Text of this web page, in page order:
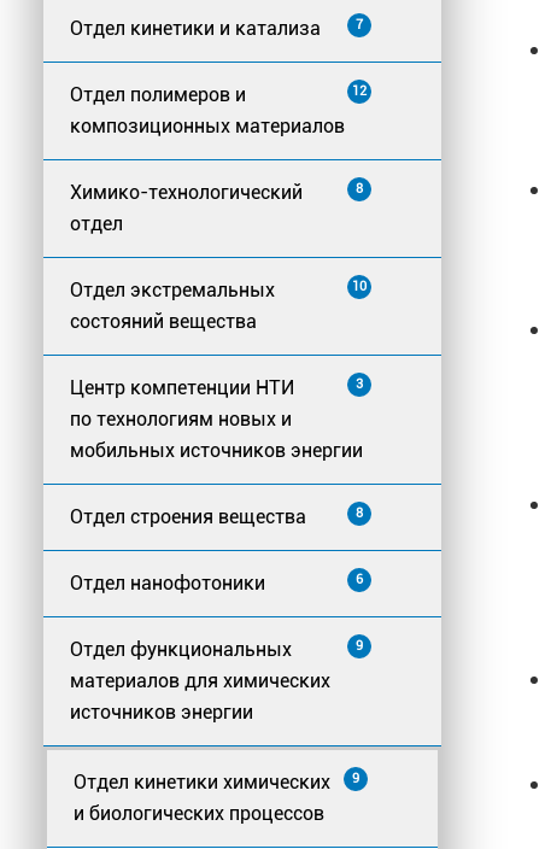
Отдел кинетики и катализа 7
Отдел полимеров и
композиционных материалов
12
Химико-технологический
отдел
8
Отдел экстремальных
состояний вещества
10
Центр компетенции НТИ
по технологиям новых и
мобильных источников энергии
3
Отдел строения вещества 8
Отдел нанофотоники 6
Отдел функциональных
материалов для химических
источников энергии
9
Отдел кинетики химических
и биологических процессов
9